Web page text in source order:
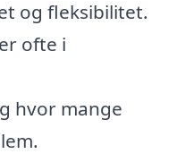
og fleksibilitet.
ofte i
hvor mange